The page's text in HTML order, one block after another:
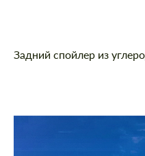
Описание
Задний спойлер из